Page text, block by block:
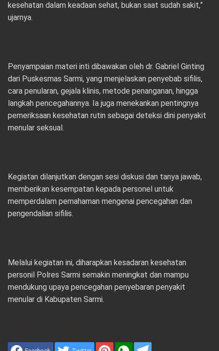
kesehatan dalam keadaan sehat, bukan saat sudah sakit,”
ujarnya.
Penyampaian materi inti dibawakan oleh dr. Gabriel Ginting
dari Puskesmas Sarmi, yang menjelaskan penyebab sifilis,
cara penularan, gejala klinis, metode penanganan, hingga
langkah pencegahannya. Ia juga menekankan pentingnya
pemeriksaan kesehatan rutin sebagai deteksi dini penyakit
menular seksual.
Kegiatan dilanjutkan dengan sesi diskusi dan tanya jawab,
memberikan kesempatan kepada personel untuk
memperdalam pemahaman mengenai pencegahan dan
pengendalian sifilis.
Melalui kegiatan ini, diharapkan kesadaran kesehatan
personil Polres Sarmi semakin meningkat dan mampu
mendukung upaya pencegahan penyebaran penyakit
menular di Kabupaten Sarmi.